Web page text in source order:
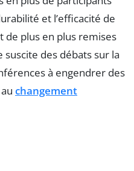
et l’efficacité de
de plus en plus remises
des débats sur la
à engendrer des
changement